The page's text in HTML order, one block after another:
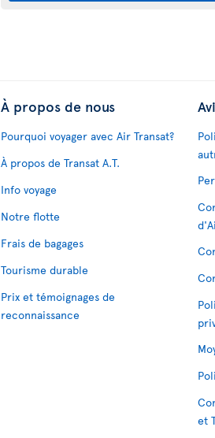
À propos de nous
Pourquoi voyager avec Air Transat?
À propos de Transat A.T.
Info voyage
Notre flotte
Frais de bagages
Tourisme durable
Prix et témoignages de
reconnaissance
et